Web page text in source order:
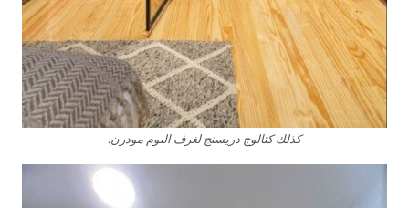
كذلك كتالوج دريسنج لغرف النوم مودرن.